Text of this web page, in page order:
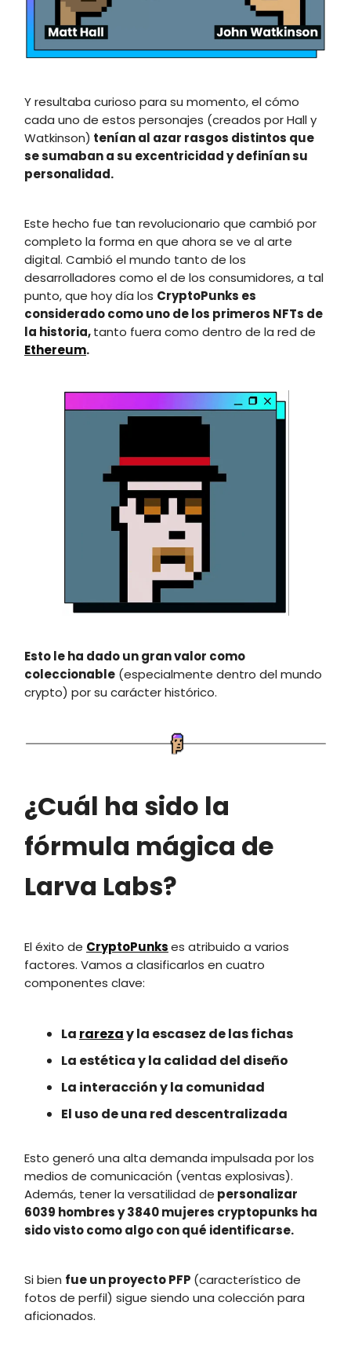
Y resultaba curioso para su momento, el cómo
cada uno de estos personajes (creados por Hall y
Watkinson) tenían al azar rasgos distintos que
se sumaban a su excentricidad y definían su
personalidad.
Este hecho fue tan revolucionario que cambió por
completo la forma en que ahora se ve al arte
digital. Cambió el mundo tanto de los
desarrolladores como el de los consumidores, a tal
punto, que hoy día los CryptoPunks es
considerado como uno de los primeros NFTs de
la historia,tanto fuera como dentro de la red de
Ethereum.
Esto le ha dado un gran valor como
coleccionable (especialmente dentro del mundo
crypto) por su carácter histórico.
¿Cuál ha sido la
fórmula mágica de
Larva Labs?
El éxito de CryptoPunkses atribuido a varios
factores. Vamos a clasificarlos en cuatro
componentes clave:
La rarezay la escasez de las fichas
La estética y la calidad del diseño
La interacción y la comunidad
El uso de una red descentralizada
Esto generó una alta demanda impulsada por los
medios de comunicación (ventas explosivas).
Además, tener la versatilidad de personalizar
6039 hombres y 3840 mujeres cryptopunks ha
sido visto como algo con qué identificarse.
Si bien fue un proyecto PFP (característico de
fotos de perfil) sigue siendo una colección para
aficionados.